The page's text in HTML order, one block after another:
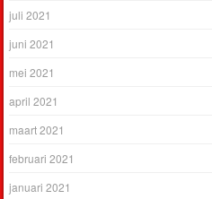
juli 2021
juni 2021
mei 2021
april 2021
maart 2021
februari 2021
januari 2021